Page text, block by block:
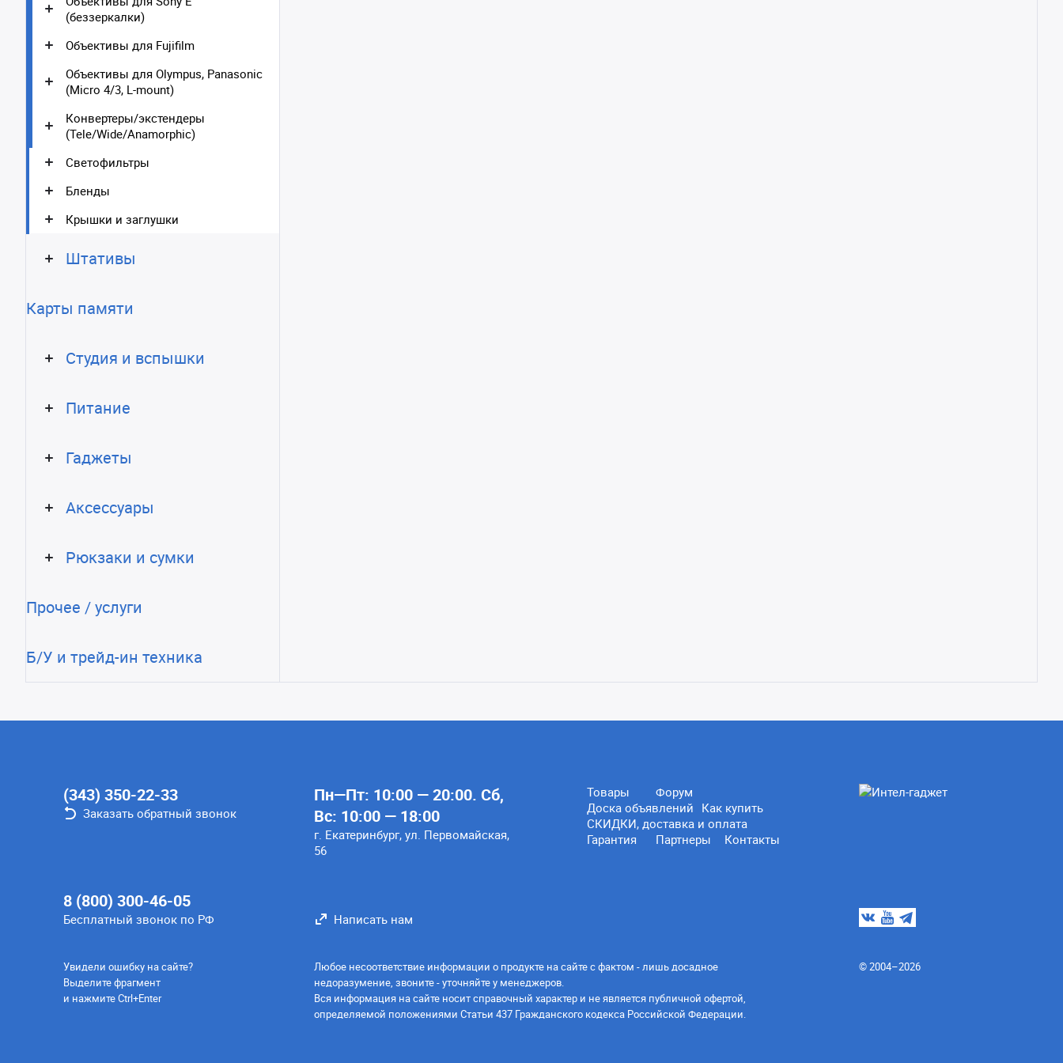
(беззеркалки)
Объективы для Fujifilm
Объективы для Olympus, Panasonic
(Micro 4/3, L-mount)
Конвертеры/экстендеры
(Tele/Wide/Anamorphic)
Светофильтры
Бленды
Крышки и заглушки
Штативы
Карты памяти
Студия и вспышки
Питание
Гаджеты
Аксессуары
Рюкзаки и сумки
Прочее / услуги
Б/У и трейд-ин техника
(343) 350-22-33
Заказать обратный звонок
8 (800) 300-46-05
Бесплатный звонок по РФ
Пн—Пт: 10:00 — 20:00. Сб,
Вс: 10:00 — 18:00
г. Екатеринбург, ул. Первомайская,
56
Товары
Форум
Доска объявлений Как купить
СКИДКИ, доставка и оплата
Гарантия
Партнеры Контакты
Написать нам
Увидели ошибку на сайте?
Выделите фрагмент
и нажмите Ctrl+Enter
Любое несоответствие информации о продукте на сайте с фактом - лишь досадное
недоразумение, звоните - уточняйте у менеджеров.
Вся информация на сайте носит справочный характер и не является публичной офертой,
определяемой положениями Статьи 437 Гражданского кодекса Российской Федерации.
© 2004–2026